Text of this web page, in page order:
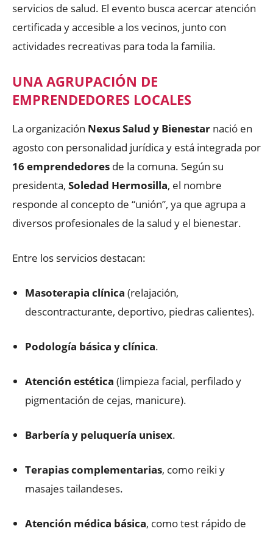
servicios de salud. El evento busca acercar atención
certificada y accesible a los vecinos, junto con
actividades recreativas para toda la familia.
UNA AGRUPACIÓN DE
EMPRENDEDORES LOCALES
La organización Nexus Salud y Bienestar nació en
agosto con personalidad jurídica y está integrada por
16 emprendedores de la comuna. Según su
presidenta, Soledad Hermosilla, el nombre
responde al concepto de “unión”, ya que agrupa a
diversos profesionales de la salud y el bienestar.
Entre los servicios destacan:
Masoterapia clínica (relajación,
descontracturante, deportivo, piedras calientes).
Podología básica y clínica.
Atención estética (limpieza facial, perfilado y
pigmentación de cejas, manicure).
Barbería y peluquería unisex.
Terapias complementarias, como reiki y
masajes tailandeses.
Atención médica básica, como test rápido de